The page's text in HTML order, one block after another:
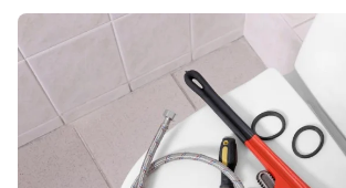
solidité de votre habitat. Cette situation,
fréquente qu’on ne le pense dans les
nécessite une intervention rapide et
éviter que les dégâts […]